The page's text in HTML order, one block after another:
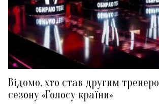
Відомо, хто став другим
сезону «Голосу країни»